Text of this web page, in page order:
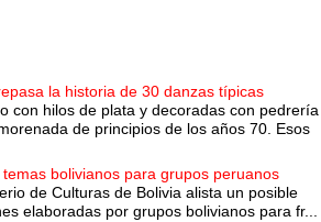
la historia de 30 danzas típicas
con hilos de plata y decoradas con pedrería
de principios de los años 70. Esos
bolivianos para grupos peruanos
de Culturas de Bolivia alista un posible
elaboradas por grupos bolivianos para fr...